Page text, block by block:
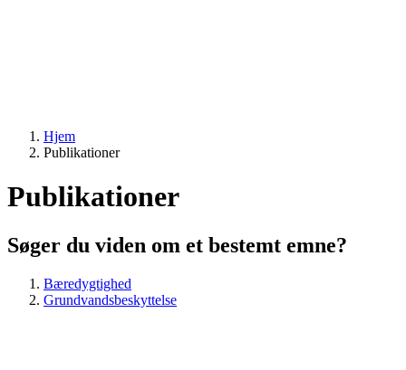
Hjem
Publikationer
Publikationer
Søger du viden om et bestemt emne?
Bæredygtighed
Grundvandsbeskyttelse